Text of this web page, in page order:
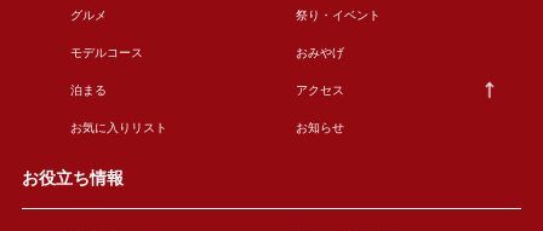
グルメ 祭り・イベント
モデルコース おみやげ
泊まる アクセス
お気に入りリスト お知らせ
お役立ち情報